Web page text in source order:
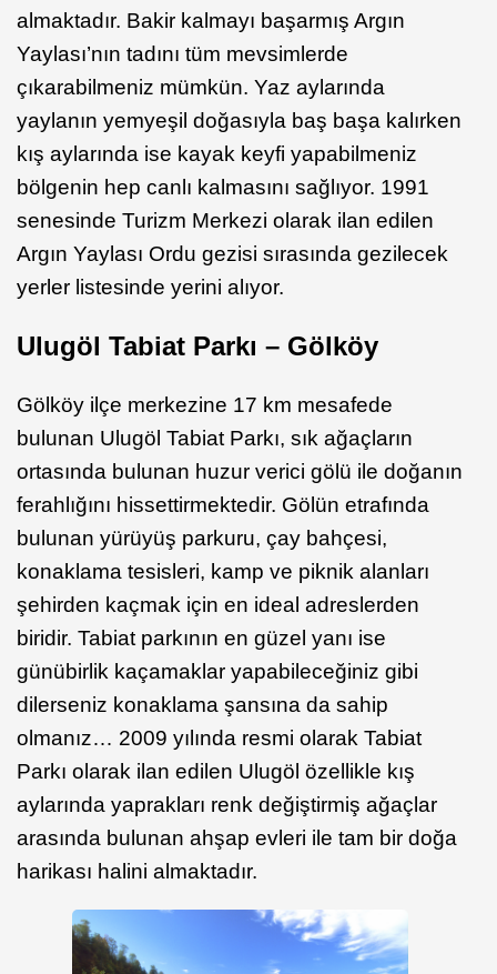
almaktadır. Bakir kalmayı başarmış Argın
Yaylası’nın tadını tüm mevsimlerde
çıkarabilmeniz mümkün. Yaz aylarında
yaylanın yemyeşil doğasıyla baş başa kalırken
kış aylarında ise kayak keyfi yapabilmeniz
bölgenin hep canlı kalmasını sağlıyor. 1991
senesinde Turizm Merkezi olarak ilan edilen
Argın Yaylası Ordu gezisi sırasında gezilecek
yerler listesinde yerini alıyor.
Ulugöl Tabiat Parkı – Gölköy
Gölköy ilçe merkezine 17 km mesafede
bulunan Ulugöl Tabiat Parkı, sık ağaçların
ortasında bulunan huzur verici gölü ile doğanın
ferahlığını hissettirmektedir. Gölün etrafında
bulunan yürüyüş parkuru, çay bahçesi,
konaklama tesisleri, kamp ve piknik alanları
şehirden kaçmak için en ideal adreslerden
biridir. Tabiat parkının en güzel yanı ise
günübirlik kaçamaklar yapabileceğiniz gibi
dilerseniz konaklama şansına da sahip
olmanız… 2009 yılında resmi olarak Tabiat
Parkı olarak ilan edilen Ulugöl özellikle kış
aylarında yaprakları renk değiştirmiş ağaçlar
arasında bulunan ahşap evleri ile tam bir doğa
harikası halini almaktadır.